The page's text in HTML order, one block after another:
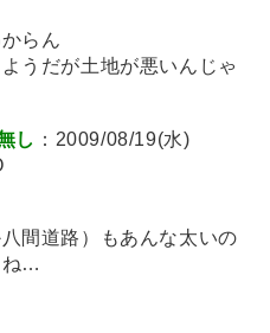
らん
うだが土地が悪いんじゃ
し ：2009/08/19(水)
間道路）もあんな太いの
ね…